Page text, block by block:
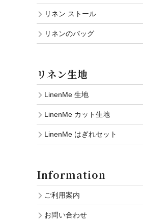
リネン ストール
リネンのバッグ
リネン生地
LinenMe 生地
LinenMe カット生地
LinenMe はぎれセット
Information
ご利用案内
お問い合わせ